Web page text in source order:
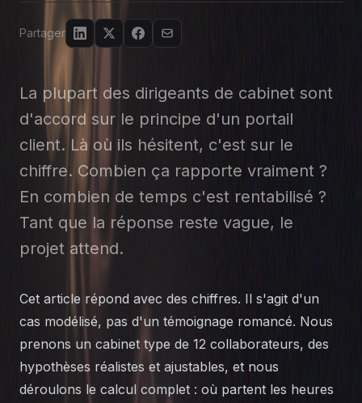
Partager
La plupart des dirigeants de cabinet sont
d'accord sur le principe d'un portail
client. Là où ils hésitent, c'est sur le
chiffre. Combien ça rapporte vraiment ?
En combien de temps c'est rentabilisé ?
Tant que la réponse reste vague, le
projet attend.
Cet article répond avec des chiffres. Il s'agit d'un
cas modélisé, pas d'un témoignage romancé. Nous
prenons un cabinet type de 12 collaborateurs, des
hypothèses réalistes et ajustables, et nous
déroulons le calcul complet : où partent les heures